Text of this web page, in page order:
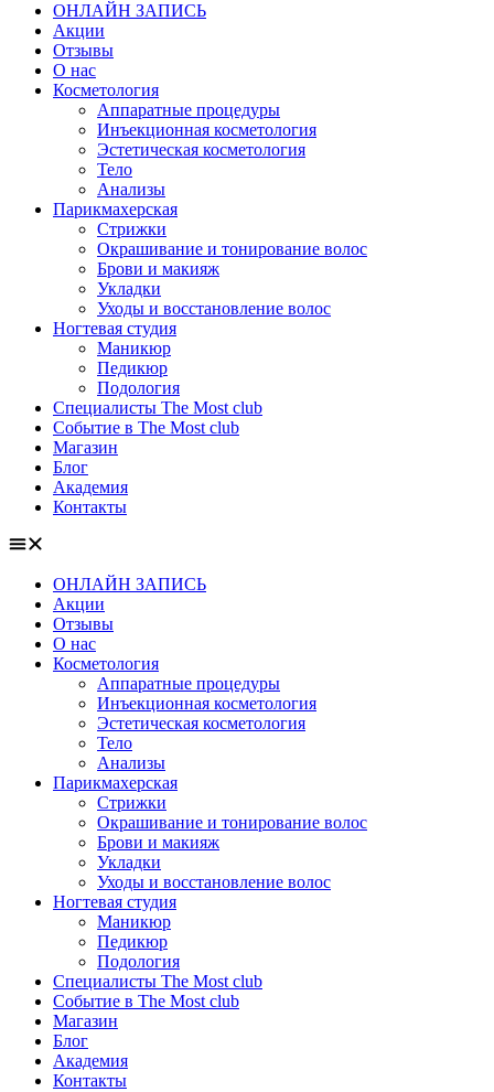
ОНЛАЙН ЗАПИСЬ
Акции
Отзывы
О нас
Косметология
Аппаратные процедуры
Инъекционная косметология
Эстетическая косметология
Тело
Анализы
Парикмахерская
Стрижки
Окрашивание и тонирование волос
Брови и макияж
Укладки
Уходы и восстановление волос
Ногтевая студия
Маникюр
Педикюр
Подология
Специалисты The Most club
Событие в The Most club
Магазин
Блог
Академия
Контакты
ОНЛАЙН ЗАПИСЬ
Акции
Отзывы
О нас
Косметология
Аппаратные процедуры
Инъекционная косметология
Эстетическая косметология
Тело
Анализы
Парикмахерская
Стрижки
Окрашивание и тонирование волос
Брови и макияж
Укладки
Уходы и восстановление волос
Ногтевая студия
Маникюр
Педикюр
Подология
Специалисты The Most club
Событие в The Most club
Магазин
Блог
Академия
Контакты